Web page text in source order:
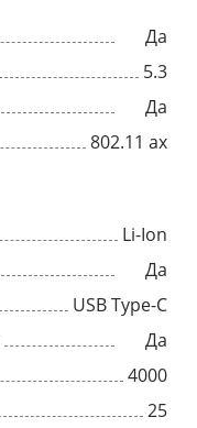
Да
5.3
Да
802.11 ax
Li-Ion
Да
USB Type-C
Да
4000
25